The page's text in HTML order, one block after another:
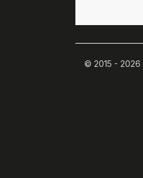
© 2015 -